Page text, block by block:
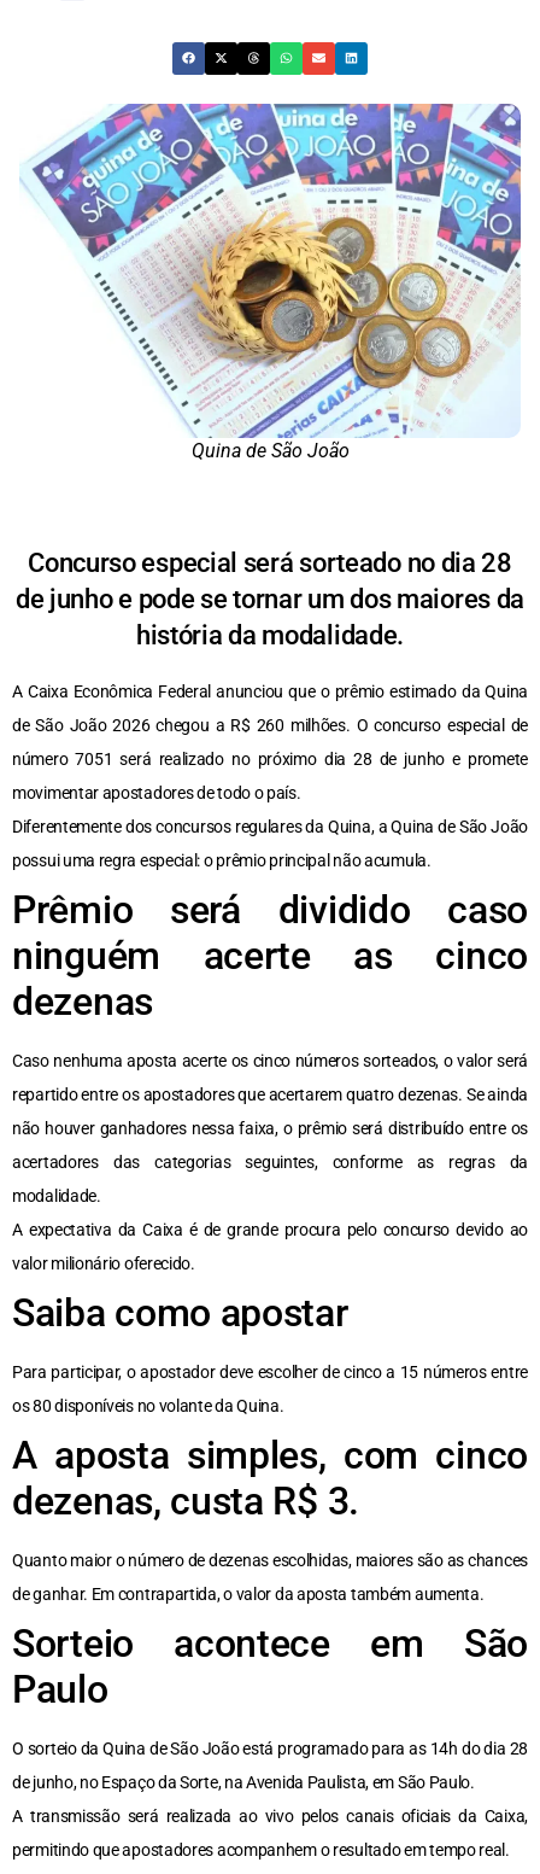
Quina de São João
Concurso especial será sorteado no dia 28
de junho e pode se tornar um dos maiores da
história da modalidade.
A Caixa Econômica Federal anunciou que o prêmio estimado da Quina
de São João 2026 chegou a R$ 260 milhões. O concurso especial de
número 7051 será realizado no próximo dia 28 de junho e promete
movimentar apostadores de todo o país.
Diferentemente dos concursos regulares da Quina, a Quina de São João
possui uma regra especial: o prêmio principal não acumula.
Prêmio será dividido caso
ninguém acerte as cinco
dezenas
Caso nenhuma aposta acerte os cinco números sorteados, o valor será
repartido entre os apostadores que acertarem quatro dezenas. Se ainda
não houver ganhadores nessa faixa, o prêmio será distribuído entre os
acertadores das categorias seguintes, conforme as regras da
modalidade.
A expectativa da Caixa é de grande procura pelo concurso devido ao
valor milionário oferecido.
Saiba como apostar
Para participar, o apostador deve escolher de cinco a 15 números entre
os 80 disponíveis no volante da Quina.
A aposta simples, com cinco
dezenas, custa R$ 3.
Quanto maior o número de dezenas escolhidas, maiores são as chances
de ganhar. Em contrapartida, o valor da aposta também aumenta.
Sorteio acontece em São
Paulo
O sorteio da Quina de São João está programado para as 14h do dia 28
de junho, no Espaço da Sorte, na Avenida Paulista, em São Paulo.
A transmissão será realizada ao vivo pelos canais oficiais da Caixa,
permitindo que apostadores acompanhem o resultado em tempo real.